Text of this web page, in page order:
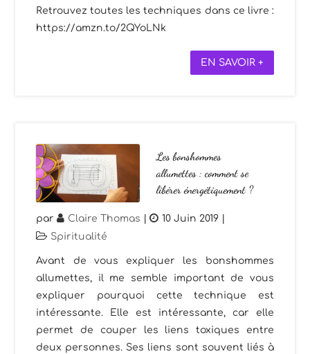
Retrouvez toutes les techniques dans ce livre :
https://amzn.to/2QYoLNk
EN SAVOIR +
Les bonshommes
allumettes : comment se
libérer énergétiquement ?
par Claire Thomas | 10 Juin 2019
Spiritualité
Avant de vous expliquer les bonshommes
allumettes, il me semble important de vous
expliquer pourquoi cette technique est
intéressante. Elle est intéressante, car elle
permet de couper les liens toxiques entre
deux personnes. Ses liens sont souvent liés à